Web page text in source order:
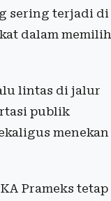
sering terjadi di
dalam memilih
lintas di jalur
publik
menekan
Prameks tetap